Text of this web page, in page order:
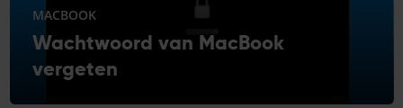
MACBOOK
Wachtwoord van MacBook
vergeten